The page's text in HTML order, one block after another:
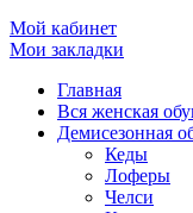
Мой кабинет
Мои закладки
Главная
Вся женская
Демисезонная
Кеды
Лоферы
Челси